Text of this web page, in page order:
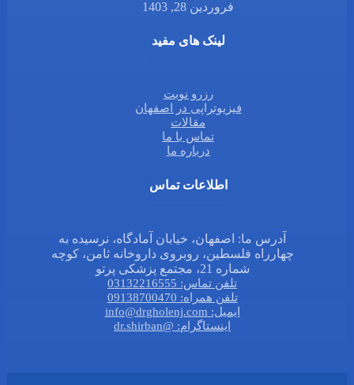
فروردین 28, 1403
لینک های مفید
رزرو نوبت
فیزیوتراپی در اصفهان
مقالات
تماس با ما
درباره ما
اطلاعات تماس
آدرس ما: اصفهان، خیابان آمادگاه، نرسیده به
چهارراه فلسطین، روبروی داروخانه ثامن، کوچه
شماره 21، مجتمع پزشکی پرتو
تلفن تماس: 03132216555
تلفن همراه: 09138700470
ایمیل: info@drgholenj.com
اینستاگرام: @dr.shirban